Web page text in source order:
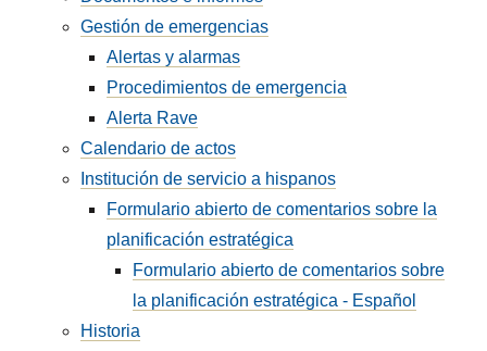
Gestión de emergencias
Alertas y alarmas
Procedimientos de emergencia
Alerta Rave
Calendario de actos
Institución de servicio a hispanos
Formulario abierto de comentarios sobre la
planificación estratégica
Formulario abierto de comentarios sobre
la planificación estratégica - Español
Historia